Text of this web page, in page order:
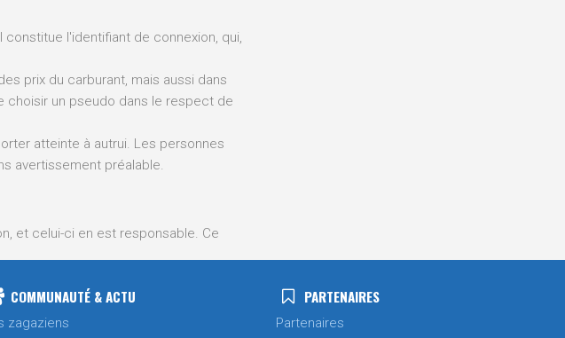
l'identifiant de connexion, qui,
prix du carburant, mais aussi dans
un pseudo dans le respect de
atteinte à autrui. Les personnes
avertissement préalable.
et celui-ci en est responsable. Ce
de la gestion des
COMMUNAUTÉ & ACTU
zagaziens
PARTENAIRES
Partenaires